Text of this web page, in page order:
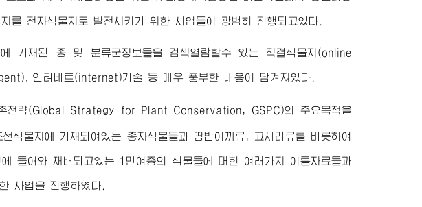
를 전자식물지로 발전시키기 위한 사업들이 광범히 진행되고있다.
기재된 종 및 분류군정보들을 검색열람할수 있는 직결식물지(online
인터네트(internet)기술 등 매우 풍부한 내용이 담겨져있다.
존전략(Global Strategy for Plant Conservation, GSPC)의 주요목적을
식물지에 기재되여있는 종자식물들과 땅밥이끼류, 고사리류를 비롯하여
들어와 재배되고있는 1만여종의 식물들에 대한 여러가지 이름자료들과
사업을 진행하였다.